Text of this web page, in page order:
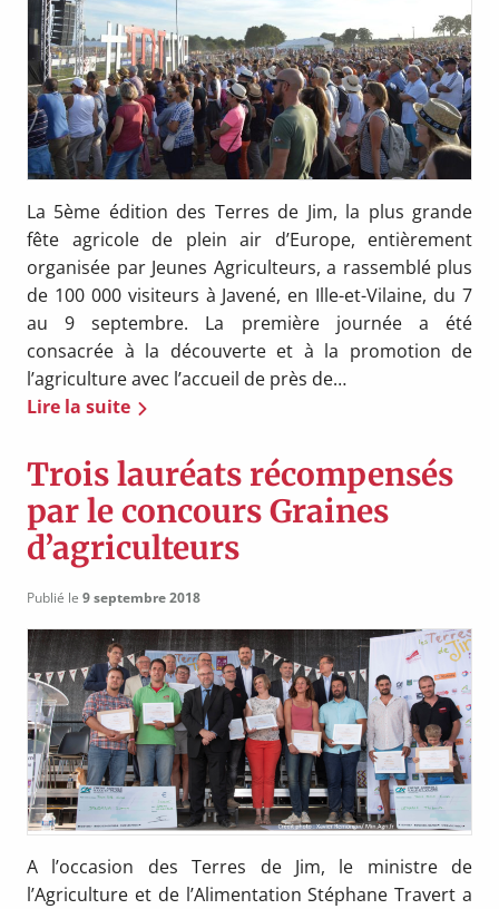
La 5ème édition des Terres de Jim, la plus grande
fête agricole de plein air d’Europe, entièrement
organisée par Jeunes Agriculteurs, a rassemblé plus
de 100 000 visiteurs à Javené, en Ille-et-Vilaine, du 7
au 9 septembre. La première journée a été
consacrée à la découverte et à la promotion de
l’agriculture avec l’accueil de près de…
Lire la suite
Trois lauréats récompensés
par le concours Graines
d’agriculteurs
Publié le 9 septembre 2018
A l’occasion des Terres de Jim, le ministre de
l’Agriculture et de l’Alimentation Stéphane Travert a